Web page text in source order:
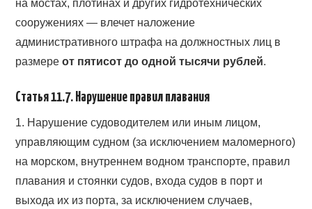
на мостах, плотинах и других гидротехнических
сооружениях — влечет наложение
административного штрафа на должностных лиц в
размереот пятисот до одной тысячи рублей.
Статья 11.7. Нарушение правил плавания
1. Нарушение судоводителем или иным лицом,
управляющим судном (за исключением маломерного)
на морском, внутреннем водном транспорте, правил
плавания и стоянки судов, входа судов в порт и
выхода их из порта, за исключением случаев,